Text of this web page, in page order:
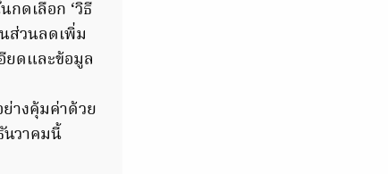
กดเลือก ‘วิธี
นส่วนลดเพิ่ม
ยดและข้อมูล
างคุ้มค่าด้วย
นวาคมนี้